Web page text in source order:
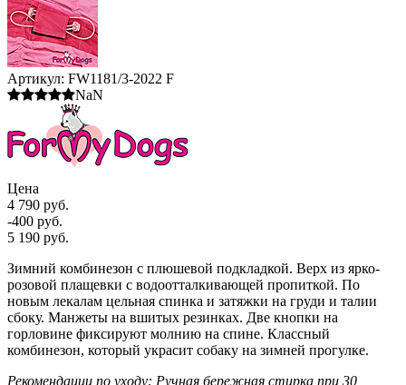
Артикул: FW1181/3-2022 F
NaN
Цена
4 790 руб.
-400 руб.
5 190 руб.
Зимний комбинезон с плюшевой подкладкой. Верх из ярко-
розовой плащевки с водоотталкивающей пропиткой. По
новым лекалам цельная спинка и затяжки на груди и талии
сбоку. Манжеты на вшитых резинках. Две кнопки на
горловине фиксируют молнию на спине. Классный
комбинезон, который украсит собаку на зимней прогулке.
Рекомендации по уходу: Ручная бережная стирка при 30